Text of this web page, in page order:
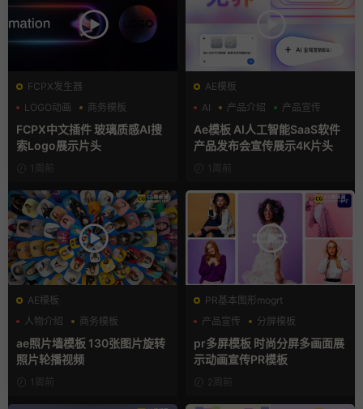
FCPX发生器
LOGO动画
商务模板
支持Intel+M芯片
FCPX中文插件 玻璃质感AI搜
索Logo展示片头
1周前
AE模板
AI
产品介绍 产品宣传
Ae模板 AI人工智能SaaS软件
产品发布会宣传展示4K片头
1周前
AE模板
人物介绍
商务模板
幻灯片
ae照片墙模板 130张图片旋转
照片轮播视频
1周前
PR基本图形mogrt
产品宣传
分屏模板
品牌宣传
pr多屏模板 时尚分屏多画面展
示动画宣传PR模板
2周前